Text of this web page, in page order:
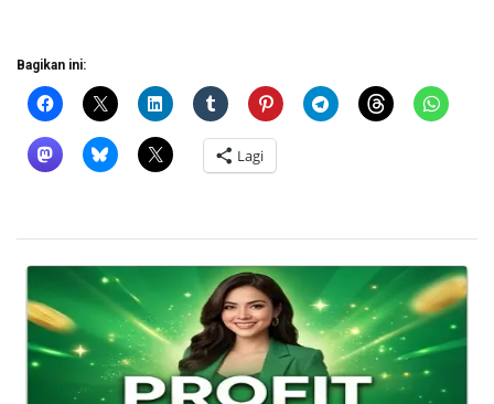
Bagikan ini:
Lagi